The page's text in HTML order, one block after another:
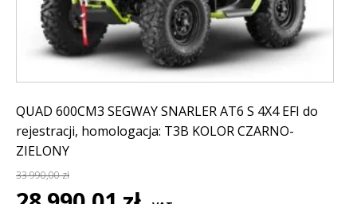
QUAD 600CM3 SEGWAY SNARLER AT6 S 4X4 EFI do
rejestracji, homologacja: T3B KOLOR CZARNO-
ZIELONY
33 990,00zł
Pierwotna